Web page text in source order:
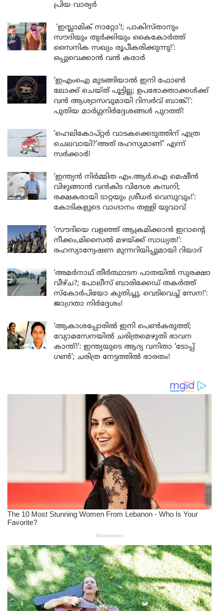
പ്രിയ വാര്യർ
‘ഇസ്ലാമിക് നാറ്റോ’!; പാകിസ്താനും
സൗദിയും തുർക്കിയും കൈകോർത്ത്
സൈനിക സഖ്യം രൂപീകരിക്കുന്നു!’:
ഒപ്പുവെക്കാൻ വൻ കരാർ
‘ഇഎംഐ മുടങ്ങിയാൽ ഇനി ഫോൺ
ലോക്ക് ചെയ്ത് പൂട്ടില്ല; ഉപഭോക്താക്കൾക്ക്
വൻ ആശ്വാസവുമായി റിസർവ് ബാങ്ക്!’:
പുതിയ മാർഗ്ഗനിർദ്ദേശങ്ങൾ പുറത്ത്!
‘ഹെലികോപ്റ്റർ വാടകക്കെടുത്തിന് എത്ര
ചെലവായി?’അത് രഹസ്യമാണ്’ എന്ന്
സർക്കാർ!
‘ഇന്ത്യൻ നിർമ്മിത എം.ആർ.ഐ മെഷീൻ
വിഴുങ്ങാൻ വൻകിട വിദേശ കമ്പനി;
രക്ഷകരായി ടാറ്റയും ശ്രീധർ വെമ്പുവും!’:
കോടികളുടെ വാഗ്ദാനം തള്ളി യുവാവ്
‘സൗദിയെ വളഞ്ഞ് ആക്രമിക്കാൻ ഇറാന്റെ
നീക്കം,മിസൈൽ മഴയ്ക്ക് സാധ്യത!’:
രഹസ്യാന്വേഷണ മുന്നറിയിപ്പുമായി റിയാദ്
‘അമർനാഥ് തീർത്ഥാടന പാതയിൽ സുരക്ഷാ
വീഴ്ച?; പോലീസ് ബാരിക്കേഡ് തകർത്ത്
സ്കോർപിയോ കുതിച്ചു, വെടിവെച്ച് സേന!’:
ജാഗ്രതാ നിർദ്ദേശം!
‘ആകാശപ്പോരിൽ ഇനി പെൺകരുത്ത്;
വ്യോമസേനയിൽ ചരിത്രമെഴുതി ഭാവന
കാന്ത്!’: ഇന്ത്യയുടെ ആദ്യ വനിതാ ‘ടോപ്പ്
ഗൺ’; ചരിത്ര നേട്ടത്തിൽ ഭാരതം!